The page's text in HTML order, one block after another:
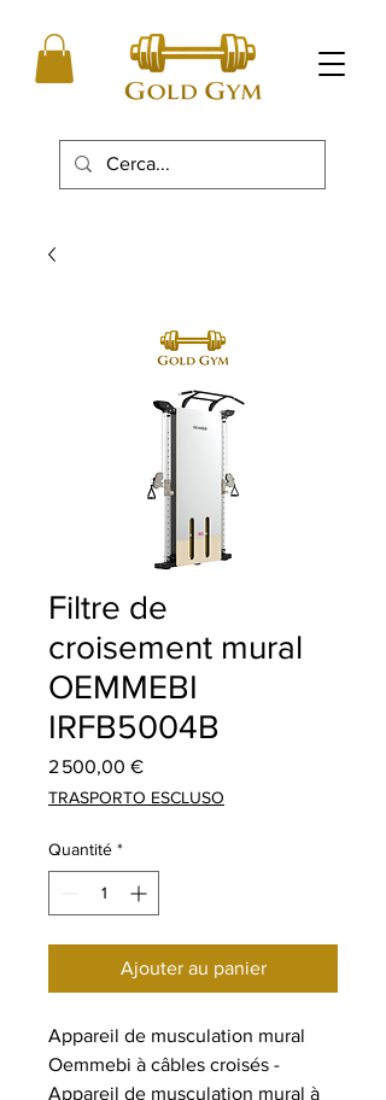
Filtre de
croisement mural
OEMMEBI
IRFB5004B
2 500,00 €Prix
TRASPORTO ESCLUSO
Quantité *
Ajouter au panier
Appareil de musculation mural
Oemmebi à câbles croisés -
Appareil de musculation mural à